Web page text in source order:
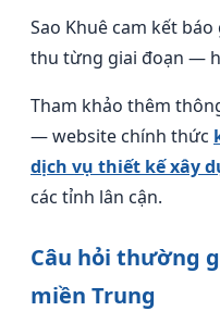
Sao Khuê cam kết
thu từng giai đoạn —
Tham khảo thêm
— website chính thức
dịch vụ thiết kế xây
các tỉnh lân cận.
Câu hỏi thường
miền Trung